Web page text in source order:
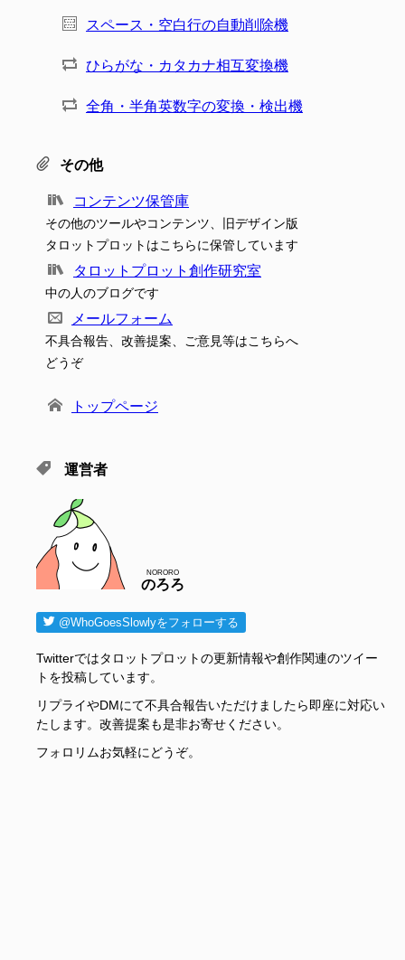
スペース・空白行の自動削除機
ひらがな・カタカナ相互変換機
全角・半角英数字の変換・検出機
その他
コンテンツ保管庫
その他のツールやコンテンツ、旧デザイン版
タロットプロットはこちらに保管しています
タロットプロット創作研究室
中の人のブログです
メールフォーム
不具合報告、改善提案、ご意見等はこちらへ
どうぞ
トップページ
運営者
のろろ
NORORO
@WhoGoesSlowlyをフォローする
Twitterではタロットプロットの更新情報や創作関連のツイー
トを投稿しています。
リプライやDMにて不具合報告いただけましたら即座に対応い
たします。改善提案も是非お寄せください。
フォロリムお気軽にどうぞ。